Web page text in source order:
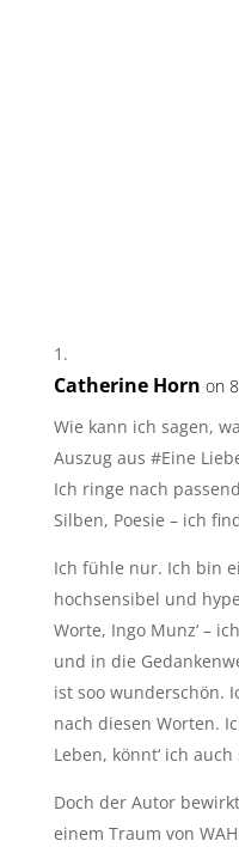
Catherine Horn on
Wie kann ich sagen,
Auszug aus #Eine
Ich ringe nach
Silben, Poesie – ich
Ich fühle nur. Ich bin
hochsensibel und
Worte, Ingo Munz‘ –
und in die
ist soo wunderschön.
nach diesen Worten.
Leben, könnt‘ ich
Doch der Autor
einem Traum von